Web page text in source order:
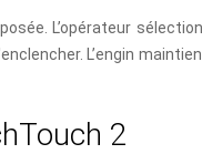
L’opérateur
L’engin
hTouch 2